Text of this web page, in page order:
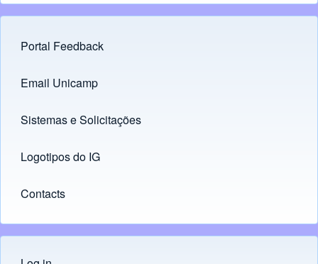
Footer menu
Portal Feedback
Links
Email Unicamp
(opens in new tab)
Sistemas e Solicitações
(opens in new tab)
Logotipos do IG
(opens in new tab)
Contacts